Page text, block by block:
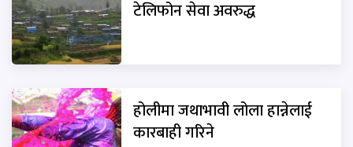
टेलिफोन सेवा अवरुद्ध
होलीमा जथाभावी लोला हान्नेलाई
कारबाही गरिने